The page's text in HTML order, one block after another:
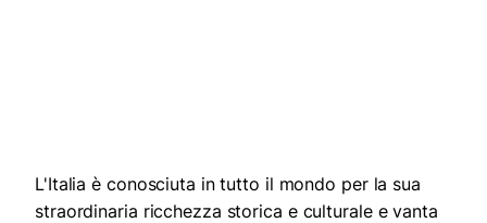
L'Italia è conosciuta in tutto il mondo per la sua
straordinaria ricchezza storica e culturale e vanta